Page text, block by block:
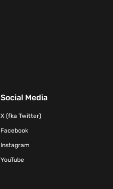
Social Media
X (fka Twitter)
Facebook
Instagram
YouTube